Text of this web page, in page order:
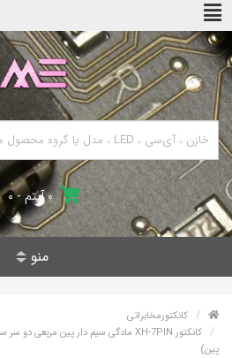
۰ آیتم - ۰
منو
کانکتورمخابراتی
پین)